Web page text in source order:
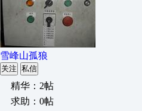
雪峰山孤狼
关注 私信
精华：2帖
求助：0帖